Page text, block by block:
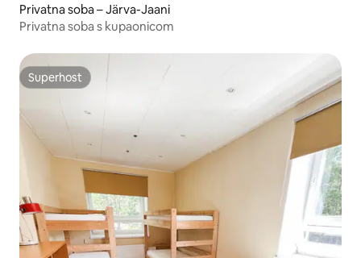
Privatna soba – Järva-Jaani
Privatna soba s kupaonicom
Superhost
Superhost